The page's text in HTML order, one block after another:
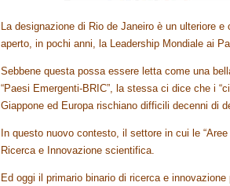
La designazione di Rio de Janeiro è un ulteriore
aperto, in pochi anni, la Leadership Mondiale ai
Sebbene questa possa essere letta come una
“Paesi Emergenti-BRIC”, la stessa ci dice che i
Giappone ed Europa rischiano difficili decenni di
In questo nuovo contesto, il settore in cui le
Ricerca e Innovazione scientifica.
Ed oggi il primario binario di ricerca e